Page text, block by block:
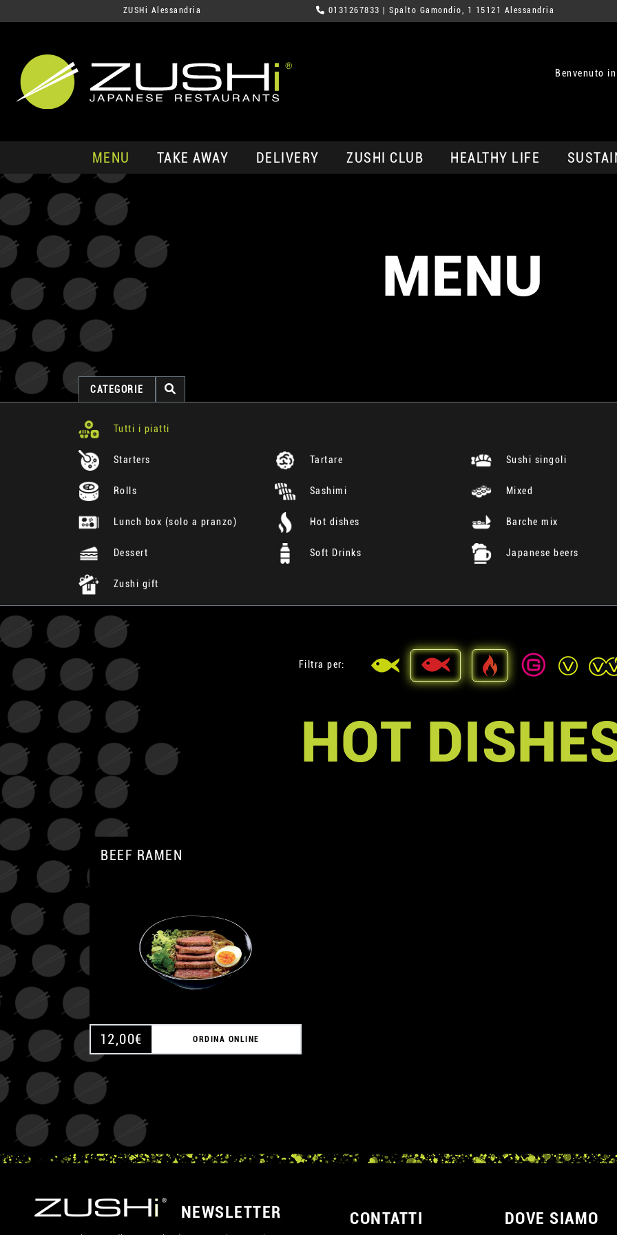
ZUSHi Alessandria 0131267833 | Spalto Gamondio, 1 15121 Alessandria
Benvenuto
MENU TAKE AWAY DELIVERY ZUSHI CLUB HEALTHY LIFE
MENU
CATEGORIE
Tutti i piatti
Starters Tartare Sushi singoli
Rolls Sashimi Mixed
Lunch box (solo a pranzo) Hot dishes Barche mix
Dessert Soft Drinks Japanese beers
Zushi gift
Filtra per:
HOT
BEEF RAMEN
12,00€ ORDINA ONLINE
NEWSLETTER CONTATTI DOVE SIAMO